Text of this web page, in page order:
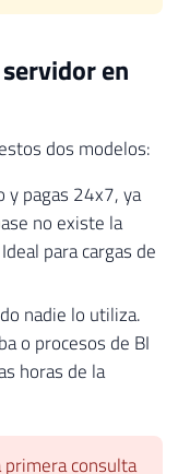
en
dos modelos:
pagas 24x7, ya
no existe la
para cargas de
nadie lo utiliza.
o procesos de BI
horas de la
primera consulta